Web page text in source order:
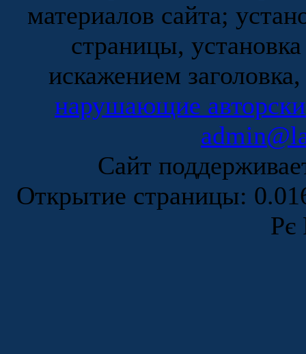
материалов сайта;
страницы,
искажением
нарушающие
Сайт
Открытие страницы:
Рє